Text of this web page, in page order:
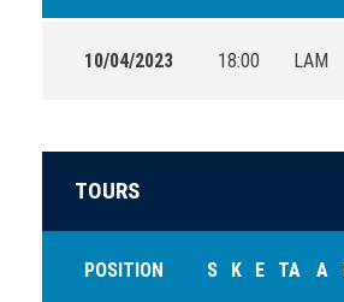
10/04/2023 18:00 LAM
TOURS
POSITION S K E TA A